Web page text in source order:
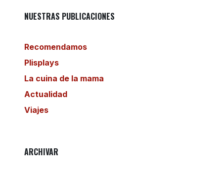
NUESTRAS PUBLICACIONES
Recomendamos
Plisplays
La cuina de la mama
Actualidad
Viajes
ARCHIVAR